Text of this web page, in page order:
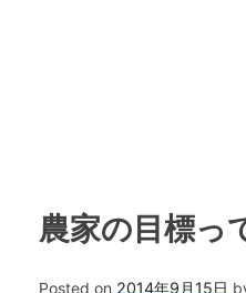
農家の目標っ
Posted on 2014年9月15日